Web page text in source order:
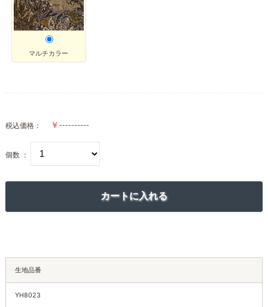
マルチカラー
税込価格：
個数 ：
生地品番
YH8023